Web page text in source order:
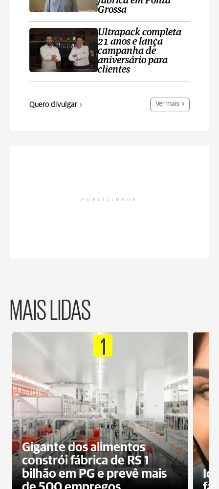
Grossa
Ultrapack completa
21 anos e lança
campanha de
aniversário para
clientes
Quero divulgar Ver mais
PUBLICIDADE
MAIS LIDAS
1
Gigante dos alimentos
constrói fábrica de RS 1
bilhão em PG e prevê mais